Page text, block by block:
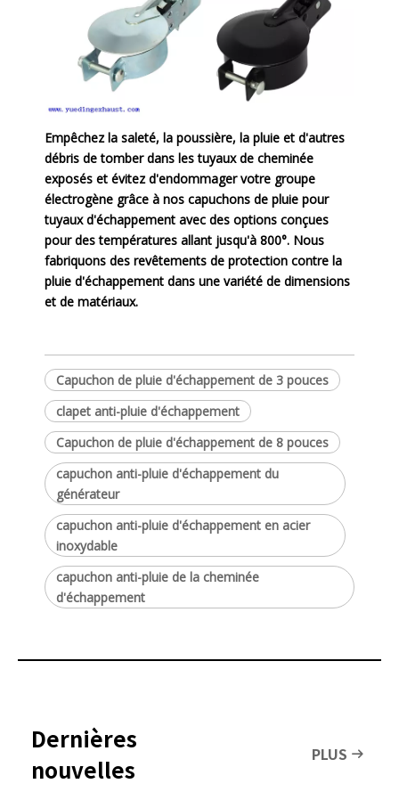
Empêchez la saleté, la poussière, la pluie et d'autres
débris de tomber dans les tuyaux de cheminée
exposés et évitez d'endommager votre groupe
électrogène grâce à nos capuchons de pluie pour
tuyaux d'échappement avec des options conçues
pour des températures allant jusqu'à 800°. Nous
fabriquons des revêtements de protection contre la
pluie d'échappement dans une variété de dimensions
et de matériaux.
Capuchon de pluie d'échappement de 3 pouces
clapet anti-pluie d'échappement
Capuchon de pluie d'échappement de 8 pouces
capuchon anti-pluie d'échappement du
générateur
capuchon anti-pluie d'échappement en acier
inoxydable
capuchon anti-pluie de la cheminée
d'échappement
Dernières
nouvelles
PLUS